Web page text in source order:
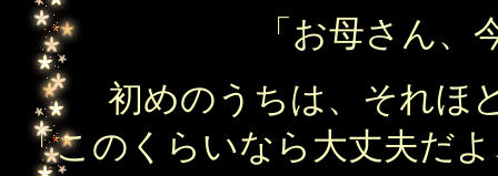
「お母さん、
初めのうちは、それほ
「このくらいなら大丈夫だ